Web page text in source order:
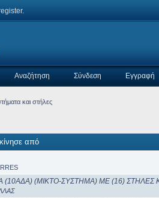
.
Αναζήτηση Σύνδεση Εγγραφή
και στήλες
από
(10ΑΔΑ) (ΜΙΚΤΟ-ΣΥΣΤΗΜΑ) ΜΕ (16) ΣΤΗΛΕΣ